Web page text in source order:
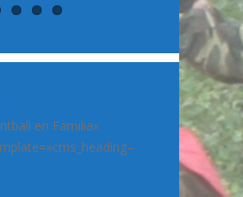
en Familia»